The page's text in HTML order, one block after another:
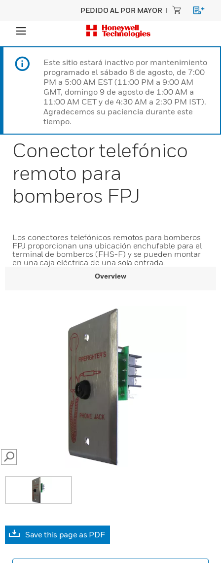
PEDIDO AL POR MAYOR
Este sitio estará inactivo por mantenimiento
programado el sábado 8 de agosto, de 7:00
PM a 5:00 AM EST (11:00 PM a 9:00 AM
GMT, domingo 9 de agosto de 1:00 AM a
11:00 AM CET y de 4:30 AM a 2:30 PM IST).
Agradecemos su paciencia durante este
tiempo.
Conector telefónico
remoto para
bomberos FPJ
Los conectores telefónicos remotos para bomberos
FPJ proporcionan una ubicación enchufable para el
terminal de bomberos (FHS-F) y se pueden montar
en una caja eléctrica de una sola entrada.
Overview
SEARCH
Save this page as PDF